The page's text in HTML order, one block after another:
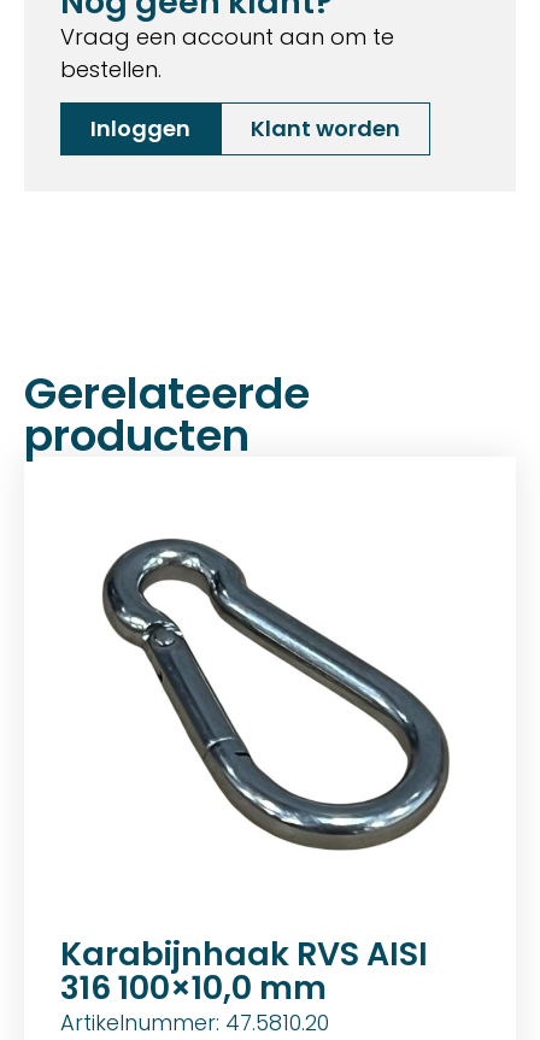
Vraag een account aan om te
bestellen.
Inloggen
Klant worden
Gerelateerde
producten
Karabijnhaak RVS AISI
316 100×10,0 mm
Artikelnummer: 47.5810.20